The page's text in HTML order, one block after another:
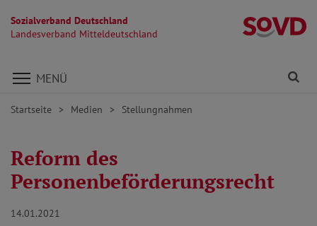
Sozialverband Deutschland
Landesverband Mitteldeutschland
Direkt zu den Inhalten springen
MENÜ
Startseite Medien Stellungnahmen
Reform des
Personenbeförderungsrecht
14.01.2021